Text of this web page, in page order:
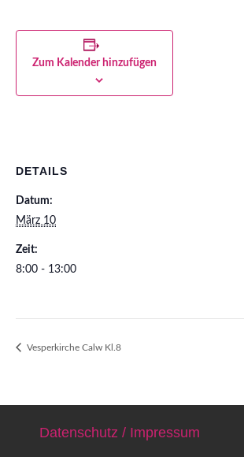
Zum Kalender hinzufügen
DETAILS
Datum:
März 10
Zeit:
8:00 - 13:00
Vesperkirche Calw Kl.8
Datenschutz / Impressum